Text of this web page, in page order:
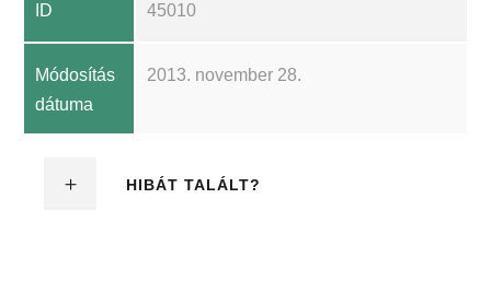
ID 45010
Módosítás
dátuma
2013. november 28.
HIBÁT TALÁLT?